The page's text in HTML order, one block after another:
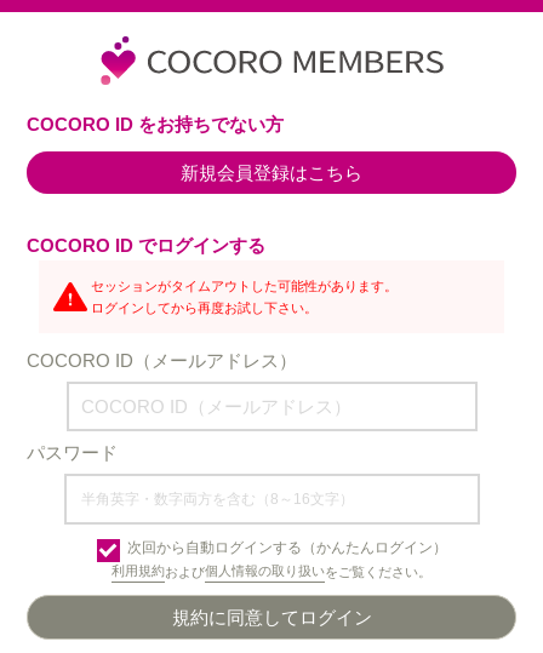
COCORO ID をお持ちでない方
新規会員登録はこちら
COCORO ID でログインする
セッションがタイムアウトした可能性があります。
ログインしてから再度お試し下さい。
COCORO ID（メールアドレス）
パスワード
次回から自動ログインする（かんたんログイン）
利用規約および個人情報の取り扱いをご覧ください。
規約に同意してログイン